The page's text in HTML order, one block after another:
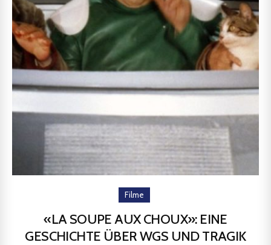
Filme
«LA SOUPE AUX CHOUX»: EINE
GESCHICHTE ÜBER WGS UND TRAGIK